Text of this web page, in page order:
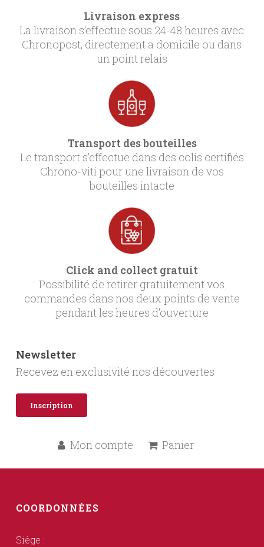
Livraison express
La livraison s’effectue sous 24-48 heures avec
Chronopost, directement a domicile ou dans
un point relais
Transport des bouteilles
Le transport s’effectue dans des colis certifiés
Chrono-viti pour une livraison de vos
bouteilles intacte
Click and collect gratuit
Possibilité de retirer gratuitement vos
commandes dans nos deux points de vente
pendant les heures d’ouverture
Newsletter
Recevez en exclusivité nos découvertes
Inscription
Mon compte Panier
COORDONNÉES
Siège :